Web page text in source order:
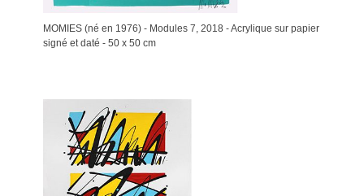
MOMIES (né en 1976) - Modules 7, 2018 - Acrylique sur papier
signé et daté - 50 x 50 cm